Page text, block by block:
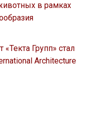
в рамках
Групп» стал
Architecture